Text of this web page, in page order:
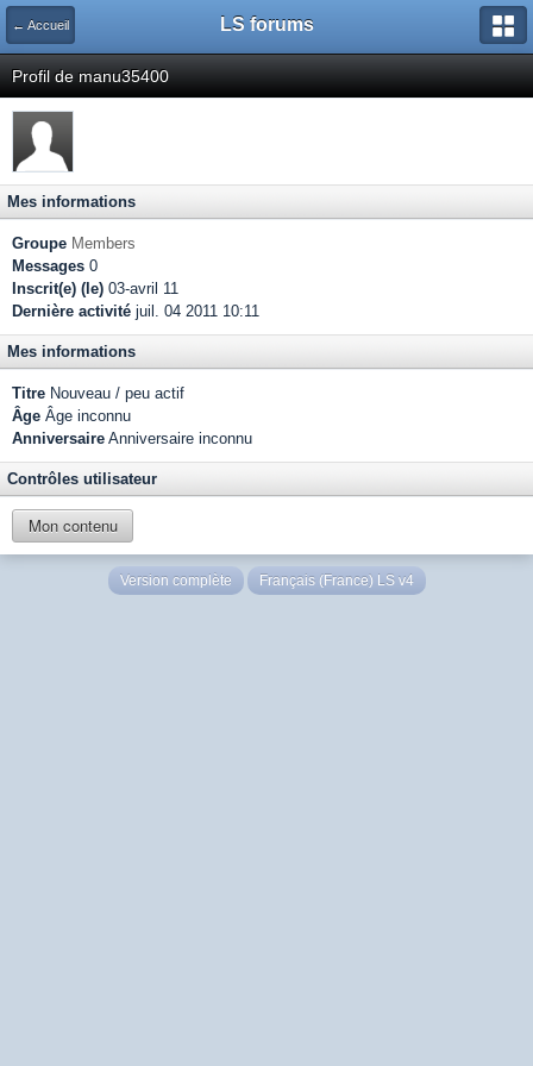
← Accueil LS forums
Profil de manu35400
Mes informations
Groupe Members
Messages 0
Inscrit(e) (le) 03-avril 11
Dernière activité juil. 04 2011 10:11
Mes informations
Titre Nouveau / peu actif
Âge Âge inconnu
Anniversaire Anniversaire inconnu
Contrôles utilisateur
Mon contenu
Version complète Français (France) LS v4